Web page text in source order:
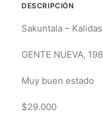
DESCRIPCIÓN
Sakuntala –
GENTE NUEVA,
Muy buen estado
$29.000